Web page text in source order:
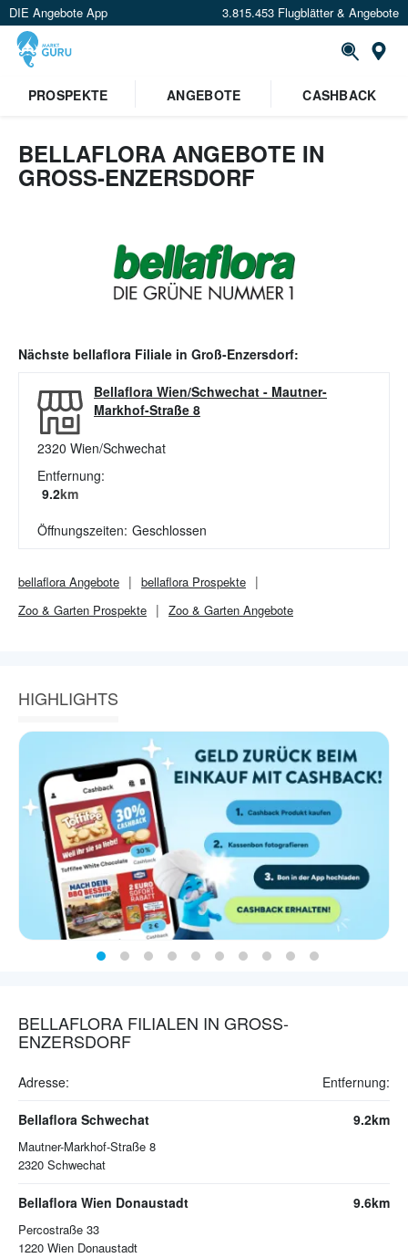
DIE Angebote App 3.815.453 Flugblätter & Angebote
PROSPEKTE
ANGEBOTE CASHBACK
BELLAFLORA ANGEBOTE IN
GROSS-ENZERSDORF
Nächste bellaflora Filiale in Groß-Enzersdorf:
Bellaflora Wien/Schwechat - Mautner-
Markhof-Straße 8
2320 Wien/Schwechat
Entfernung:
9.2km
Öffnungszeiten: Geschlossen
bellaflora Angebote bellaflora Prospekte
Zoo & Garten Prospekte Zoo & Garten Angebote
HIGHLIGHTS
BELLAFLORA FILIALEN IN GROSS-E
NZERSDORF
Adresse: Entfernung:
Bellaflora Schwechat
Mautner-Markhof-Straße 8
2320 Schwechat
9.2km
Bellaflora Wien Donaustadt
Percostraße 33
1220 Wien Donaustadt
9.6km